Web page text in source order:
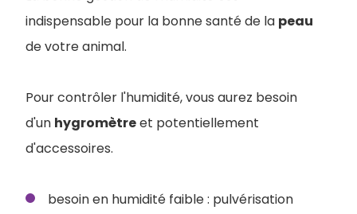
indispensable pour la bonne santé de la peau
de votre animal.
Pour contrôler l'humidité, vous aurez besoin
d'un hygromètreet potentiellement
d'accessoires.
besoin en humidité faible : pulvérisation